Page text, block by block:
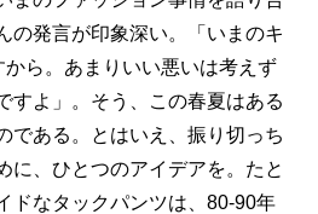
の発言が印象深い。「いまのキ
から。あまりいい悪いは考えず
すよ」。そう、この春夏はある
である。とはいえ、振り切っち
に、ひとつのアイデアを。たと
ドなタックパンツは、80-90年